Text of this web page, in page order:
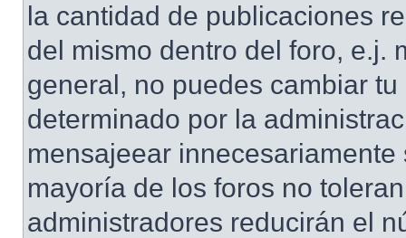
la cantidad de publicaciones
del mismo dentro del foro, e.j.
general, no puedes cambiar
determinado por la
mensajeear
mayoría de los foros no
administradores reducirán el